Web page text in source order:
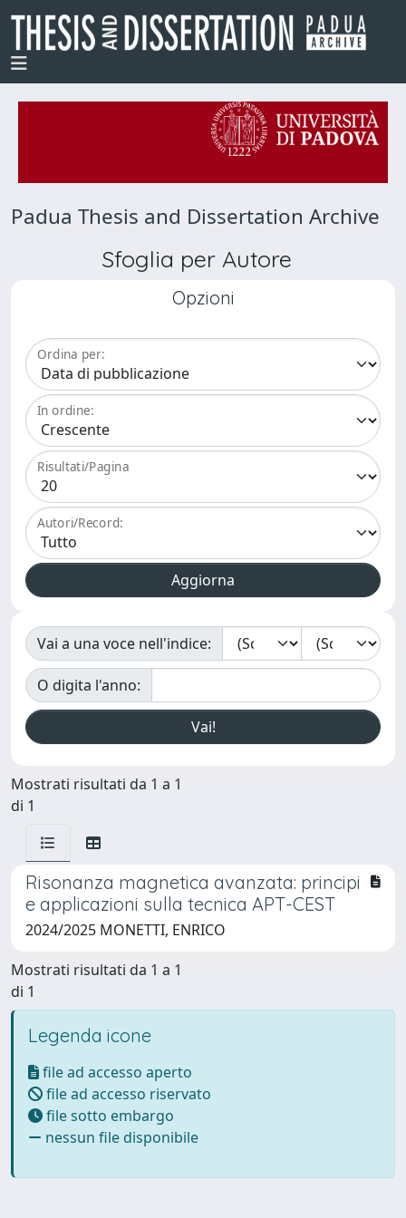
Padua Thesis and Dissertation Archive
Sfoglia per Autore
Opzioni
Ordina per:
In ordine:
Risultati/Pagina
Autori/Record:
Vai a una voce nell'indice:
O digita l'anno:
Mostrati risultati da 1 a 1
di 1
Risonanza magnetica avanzata: principi
e applicazioni sulla tecnica APT-CEST
2024/2025 MONETTI, ENRICO
Mostrati risultati da 1 a 1
di 1
Legenda icone
file ad accesso aperto
file ad accesso riservato
file sotto embargo
nessun file disponibile